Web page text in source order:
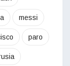
messi
paro